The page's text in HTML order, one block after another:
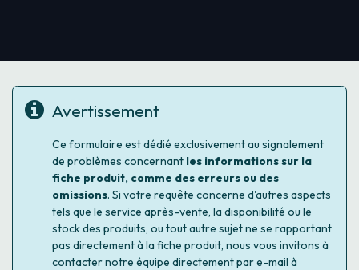
Avertissement
Ce formulaire est dédié exclusivement au signalement
de problèmes concernant les informations sur la
fiche produit, comme des erreurs ou des
omissions. Si votre requête concerne d'autres aspects
tels que le service après-vente, la disponibilité ou le
stock des produits, ou tout autre sujet ne se rapportant
pas directement à la fiche produit, nous vous invitons à
contacter notre équipe directement par e-mail à